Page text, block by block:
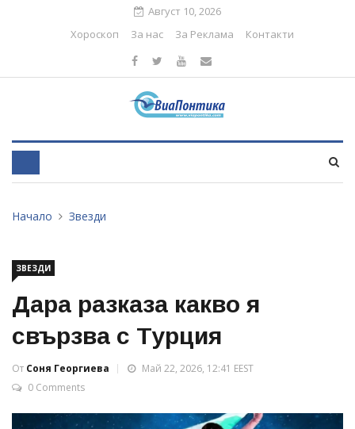
Август 10, 2026
Хороскоп
За нас За Реклама Контакти
Начало Звезди
ЗВЕЗДИ
Дара разказа какво я
свързва с Турция
От Соня Георгиева
Май 22, 2026, 12:41 EEST
0 Comments